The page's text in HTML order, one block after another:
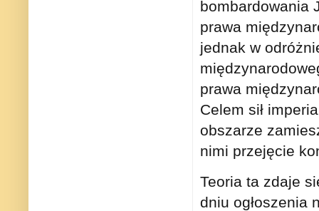
bombardowania
prawa
jednak w
prawa
Celem sił
obszarze
nimi przejęcie
Teoria ta zdaje
dniu ogłoszenia